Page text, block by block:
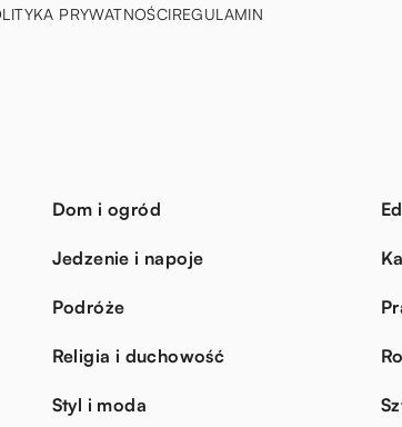
PRYWATNOŚCIREGULAMIN
Dom i ogród
Jedzenie i napoje
Podróże
Religia i duchowość
Styl i moda